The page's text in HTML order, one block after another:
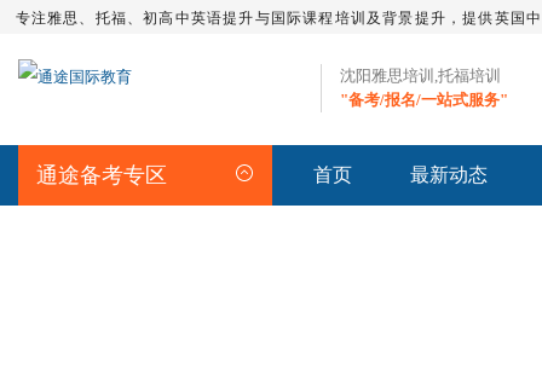
专注雅思、托福、初高中英语提升与国际课程培训及背景提升，提供英国
沈阳雅思培训,托福培训
"备考/报名/一站式服务"
通途备考专区 首页 最新动态